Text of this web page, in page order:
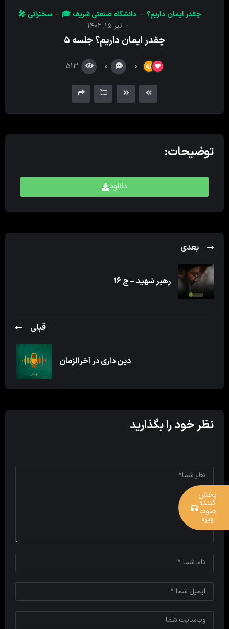
چقدر ایمان داریم؟ دانشگاه صنعتی شریف 🎓
سخنرانی 🎤
تیر ۱۵, ۱۴۰۲
چقدر ایمان داریم؟ جلسه ۵
0
0
513
توضیحات:
دانلود
بعدی
رهبر شهید – ج ۱۶
قبلی
دین داری در آخرالزمان
نظر خود را بگذارید
پخش
کننده
صوت
ویژه